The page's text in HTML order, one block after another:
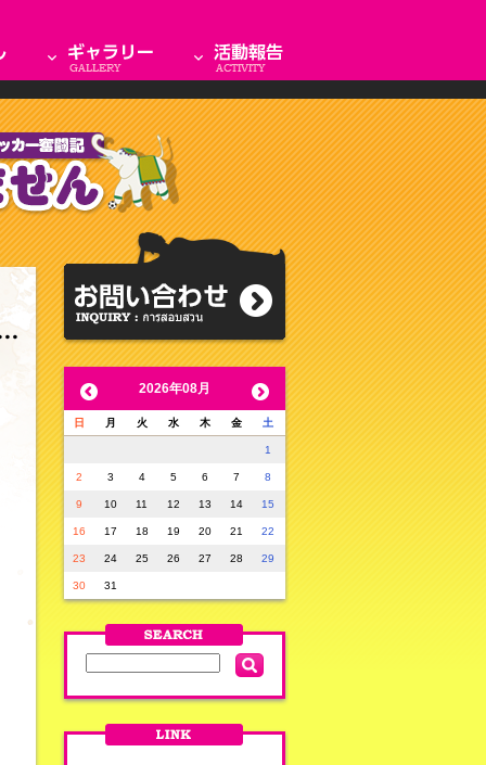
2026年08月
日 月 火 水 木 金 土
1
2 3 4 5 6 7 8
9 10 11 12 13 14 15
16 17 18 19 20 21 22
23 24 25 26 27 28 29
30 31